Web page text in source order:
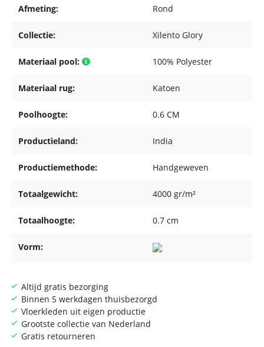
Altijd gratis bezorging
Binnen 5 werkdagen thuisbezorgd
Vloerkleden uit eigen productie
Grootste collectie van Nederland
Gratis retourneren
Afmeting: Rond
Collectie: Xilento Glory
Materiaal pool: 100% Polyester
Materiaal rug: Katoen
Poolhoogte: 0.6 CM
Productieland: India
Productiemethode: Handgeweven
Totaalgewicht: 4000 gr/m²
Totaalhoogte: 0.7 cm
Vorm: